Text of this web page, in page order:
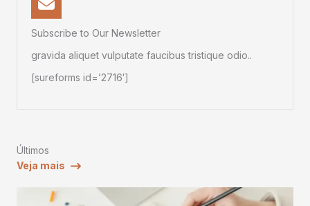
Subscribe to Our Newsletter
gravida aliquet vulputate faucibus tristique odio..
[sureforms id=’2716′]
Últimos
Veja mais